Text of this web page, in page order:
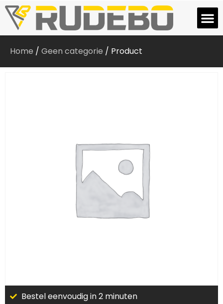
Home / Geen categorie / Product
Bestel eenvoudig in 2 minuten